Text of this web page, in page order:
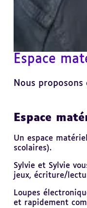
Espace
Nous
Espace
Un espace
scolaires).
Sylvie et Sylvie
jeux, écriture/
Loupes
et rapidement
Revenir
sommaire